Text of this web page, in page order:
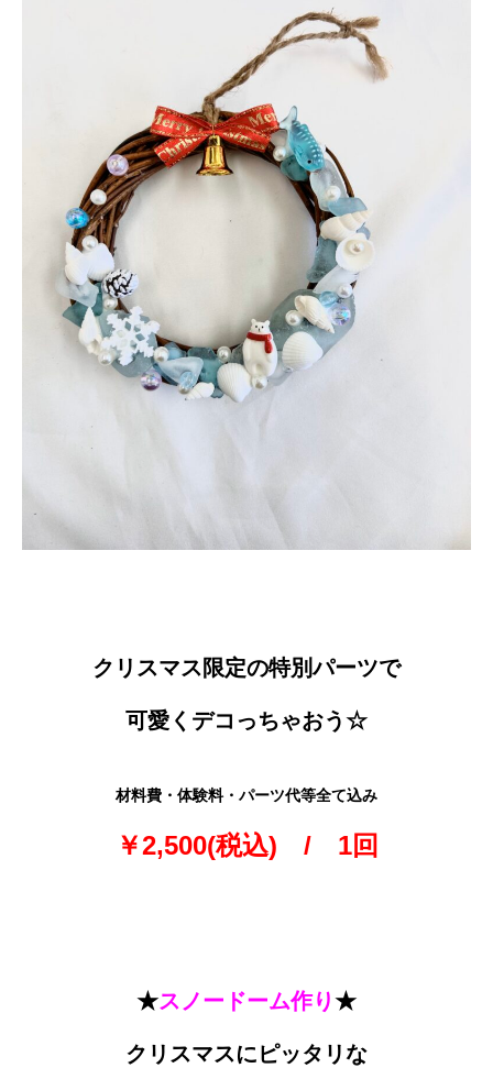
クリスマス限定の特別パーツで
可愛くデコっちゃおう☆
材料費・体験料・パーツ代等全て込み
￥2,500(税込) / 1回
★スノードーム作り★
クリスマスにピッタリな